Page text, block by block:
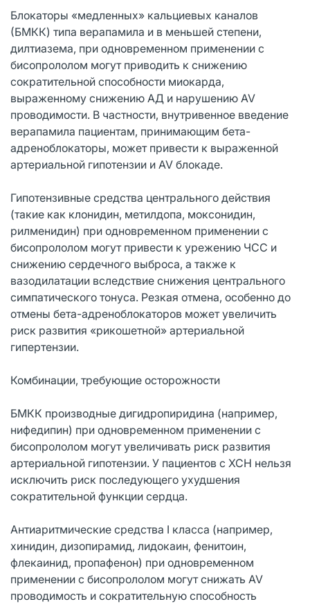
Блокаторы «медленных» кальциевых каналов
(БМКК) типа верапамила и в меньшей степени,
дилтиазема, при одновременном применении с
бисопрололом могут приводить к снижению
сократительной способности миокарда,
выраженному снижению АД и нарушению AV
проводимости. В частности, внутривенное введение
верапамила пациентам, принимающим бета-
адреноблокаторы, может привести к выраженной
артериальной гипотензии и AV блокаде.
Гипотензивные средства центрального действия
(такие как клонидин, метилдопа, моксонидин,
рилменидин) при одновременном применении с
бисопрололом могут привести к урежению ЧСС и
снижению сердечного выброса, а также к
вазодилатации вследствие снижения центрального
симпатического тонуса. Резкая отмена, особенно до
отмены бета-адреноблокаторов может увеличить
риск развития «рикошетной» артериальной
гипертензии.
Комбинации, требующие осторожности
БМКК производные дигидропиридина (например,
нифедипин) при одновременном применении с
бисопрололом могут увеличивать риск развития
артериальной гипотензии. У пациентов с ХСН нельзя
исключить риск последующего ухудшения
сократительной функции сердца.
Антиаритмические средства I класса (например,
хинидин, дизопирамид, лидокаин, фенитоин,
флекаинид, пропафенон) при одновременном
применении с бисопрололом могут снижать AV
проводимость и сократительную способность